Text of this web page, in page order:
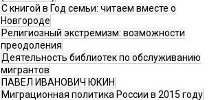
С книгой в Год семьи: читаем вместе о
Новгороде
Религиозный экстремизм: возможности
преодоления
Деятельность библиотек по обслуживанию
мигрантов
ПАВЕЛ ИВАНОВИЧ ЮКИН
Миграционная политика России в 2015 году